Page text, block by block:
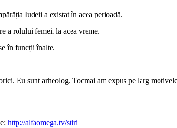
Iudeii a existat în acea perioadă.
a rolului femeii la acea vreme.
în funcții înalte.
Eu sunt arheolog. Tocmai am expus pe larg
http://alfaomega.tv/stiri